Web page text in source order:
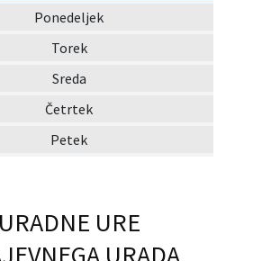
Ponedeljek
Torek
Sreda
Četrtek
Petek
URADNE URE